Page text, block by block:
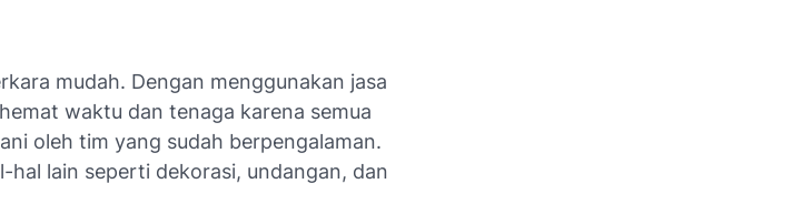
mudah. Dengan menggunakan jasa
waktu dan tenaga karena semua
oleh tim yang sudah berpengalaman.
hal lain seperti dekorasi, undangan, dan